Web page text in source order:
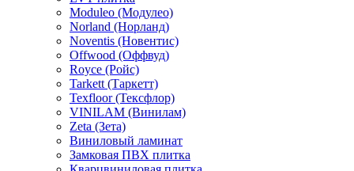
Moduleo (Модулео)
Norland (Норланд)
Noventis (Новентис)
Offwood (Оффвуд)
Royce (Ройс)
Tarkett (Таркетт)
Texfloor (Тексфлор)
VINILAM (Винилам)
Zeta (Зета)
Виниловый ламинат
Замковая ПВХ плитка